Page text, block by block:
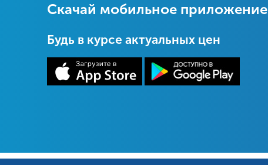
Скачай мобильное приложение
Будь в курсе актуальных цен